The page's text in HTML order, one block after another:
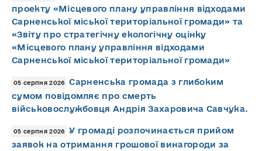
проекту «Місцевого плану управління відходами
Сарненської міської територіальної громади» та
«Звіту про стратегічну екологічну оцінку
«Місцевого плану управління відходами
Сарненської міської територіальної громади»
05 серпня 2026
Сарненська громада з глибоким
сумом повідомляє про смерть
військовослужбовця Андрія Захаровича Савчука.
05 серпня 2026
У громаді розпочинається прийом
заявок на отримання грошової винагороди за